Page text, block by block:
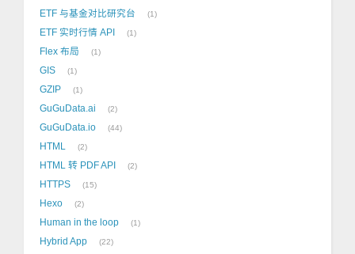
ETF 与基金对比研究台 1
ETF 实时行情 API 1
Flex 布局 1
GIS 1
GZIP 1
GuGuData.ai 2
GuGuData.io 44
HTML 2
HTML 转 PDF API 2
HTTPS 15
Hexo 2
Human in the loop 1
Hybrid App 22